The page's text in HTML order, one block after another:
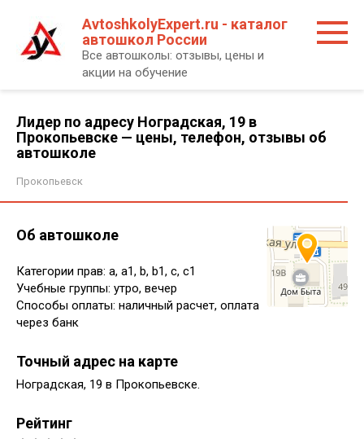
контенту
AvtoshkolyExpert.ru - каталог
автошкол России
Все автошколы: отзывы, цены и
акции на обучение
Лидер по адресу Ноградская, 19 в
Прокопьевске — цены, телефон, отзывы об
автошколе
Прокопьевск
Об автошколе
Категории прав: a, a1, b, b1, c, c1
Учебные группы: утро, вечер
Способы оплаты: наличный расчет, оплата
через банк
Точный адрес на карте
Ноградская, 19 в Прокопьевске.
Рейтинг